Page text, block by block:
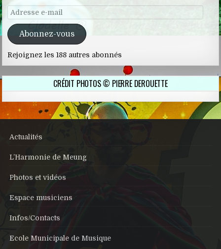
Adresse e-mail
Abonnez-vous
Rejoignez les 188 autres abonnés
CRÉDIT PHOTOS © PIERRE DEROUETTE
Actualités
L’Harmonie de Meung
Photos et vidéos
Espace musiciens
Infos/Contacts
Ecole Municipale de Musique